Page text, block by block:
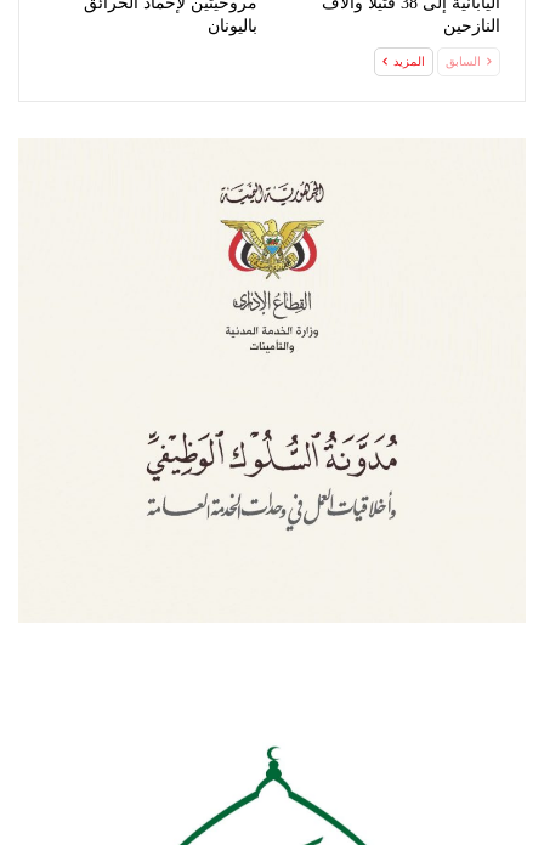
النازحين
باليونان
السابق المزيد